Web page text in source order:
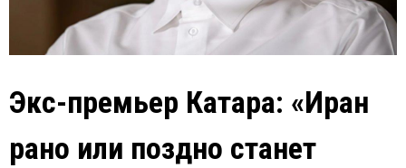
Экс-премьер Катара: «Иран
рано или поздно станет